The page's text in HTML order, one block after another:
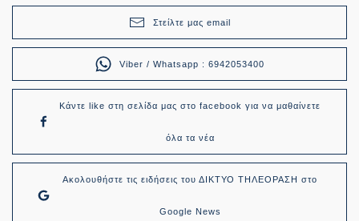
Στείλτε μας email
Viber / Whatsapp : 6942053400
Κάντε like στη σελίδα μας στο facebook για να μαθαίνετε
όλα τα νέα
Ακολουθήστε τις ειδήσεις του ΔΙΚΤΥΟ ΤΗΛΕΟΡΑΣΗ στο
Google News